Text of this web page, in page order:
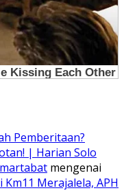
Pemberitaan?
| Harian Solo
mengenai
Merajalela, APH